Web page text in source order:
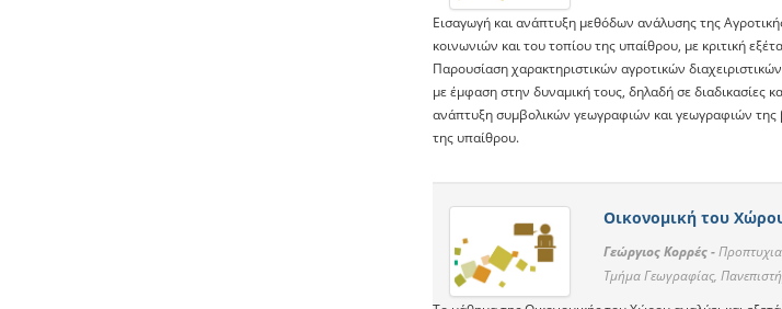
Εισαγωγή και ανάπτυξη μεθόδων ανάλυσης της
κοινωνιών και του τοπίου της υπαίθρου, με κριτική
Παρουσίαση χαρακτηριστικών αγροτικών
με έμφαση στην δυναμική τους, δηλαδή σε
ανάπτυξη συμβολικών γεωγραφιών και γεωγραφιών της
της υπαίθρου.
Οικονομική του
Γεώργιος Κορρές -
Τμήμα Γεωγραφίας,